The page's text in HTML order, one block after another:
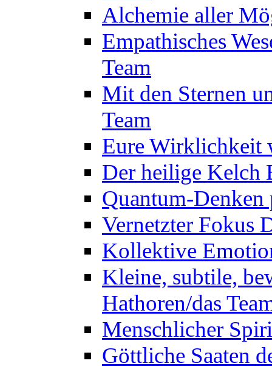
Alchemie aller
Empathisches
Team
Mit den Sternen
Team
Eure Wirklichkeit
Der heilige Kelch
Quantum-Denken
Vernetzter Fokus
Kollektive
Kleine, subtile,
Hathoren/das
Menschlicher
Göttliche Saaten